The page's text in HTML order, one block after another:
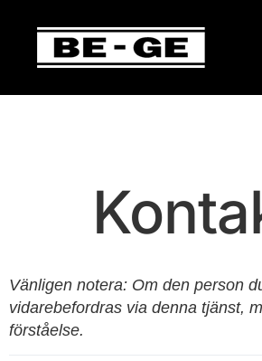
Vänligen notera: Om den person
vidarebefordras via denna tjänst,
förståelse.